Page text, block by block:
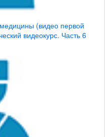
(видео первой
видеокурс. Часть 6